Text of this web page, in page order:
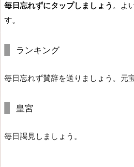
毎日忘れずにタップしましょう 。よ
す。
ランキング
毎日忘れず賛辞を送りましょう。元
皇宮
毎日謁見しましょう。